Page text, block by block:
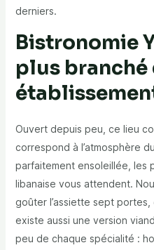
derniers.
Bistronomie
plus branché
Ouvert depuis peu, ce lieu
correspond à l’atmosphère
parfaitement ensoleillée, les
libanaise vous attendent.
goûter l’assiette sept
existe aussi une version
peu de chaque spécialité :